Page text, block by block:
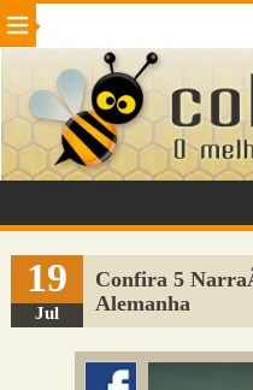
Beleza Cinema e TV
Internet Jogos NotÃ­cias
VeÃ­culos Adulto
Sugerir Link
Adicionar Blog
Colmeia Exchange
19
Jul
Confira 5
Alemanha